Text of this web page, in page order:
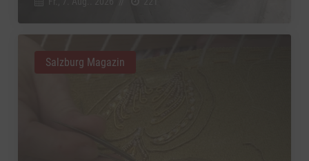
Salzburg Magazin